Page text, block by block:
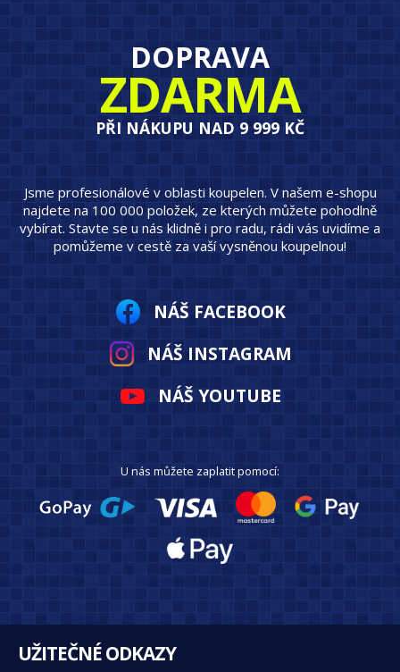
DOPRAVA
ZDARMA
PŘI NÁKUPU NAD 9 999 KČ
Jsme profesionálové v oblasti koupelen. V našem e-shopu
najdete na 100 000 položek, ze kterých můžete pohodlně
vybírat. Stavte se u nás klidně i pro radu, rádi vás uvidíme a
pomůžeme v cestě za vaší vysněnou koupelnou!
NÁŠ FACEBOOK
NÁŠ INSTAGRAM
NÁŠ YOUTUBE
U nás můžete zaplatit pomocí:
UŽITEČNÉ ODKAZY